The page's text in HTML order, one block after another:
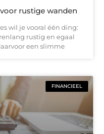
rustige wanden
wil je vooral één ding:
rustig en egaal
een slimme
FINANCIEEL